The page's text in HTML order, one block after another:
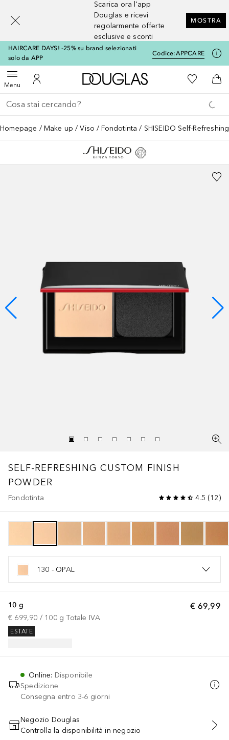
Scarica ora l'app
Douglas e ricevi
regolarmente offerte
esclusive e sconti
MOSTRA
HAIRCARE DAYS! -25% su brand selezionati
solo da APP
Codice:APPCARE
MenuApri menuAl Mio Account
A Douglas HomeAlla Mia
Al
Torna indietro
Esegui ricerca
Homepage Make up Viso Fondotinta SHISEIDO Self-
SELF-REFRESHING CUSTOM FINISH
POWDER
Fondotinta 4.5 (12)
130 - OPAL
€ 69,99
10 g
€ 699,90 / 100 g Totale IVA
ESTATE
Online: Disponibile
Spedizione
Consegna entro 3-6 giorni
AGGIUNGI AL CARRELLO
Negozio Douglas
Controlla la disponibilità in negozio
[navigation.slideout.screenreader]